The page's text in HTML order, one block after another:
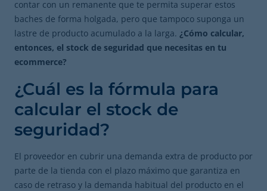
contar con un remanente que te permita superar estos
baches de forma holgada, pero que tampoco suponga un
lastre de producto acumulado a la larga. ¿Cómo calcular,
entonces, el stock de seguridad que necesitas en tu
ecommerce?
¿Cuál es la fórmula para
calcular el stock de
seguridad?
El proveedor en cubrir una demanda extra de producto por
parte de la tienda con el plazo máximo que garantiza en
caso de retraso y la demanda habitual del producto en el